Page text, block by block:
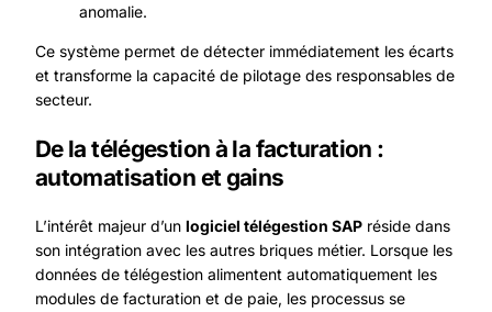
anomalie.
Ce système permet de détecter immédiatement les écarts
et transforme la capacité de pilotage des responsables de
secteur.
De la télégestion à la facturation :
automatisation et gains
L’intérêt majeur d’un logiciel télégestion SAPréside dans
son intégration avec les autres briques métier. Lorsque les
données de télégestion alimentent automatiquement les
modules de facturation et de paie, les processus se